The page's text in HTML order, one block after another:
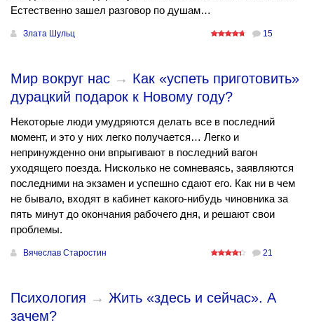
Естественно зашел разговор по душам…
Злата Шульц 15
Мир вокруг нас → Как «успеть приготовить»
дурацкий подарок к Новому году?
Некоторые люди умудряются делать все в последний
момент, и это у них легко получается… Легко и
непринужденно они впрыгивают в последний вагон
уходящего поезда. Нисколько не сомневаясь, заявляются
последними на экзамен и успешно сдают его. Как ни в чем
не бывало, входят в кабинет какого-нибудь чиновника за
пять минут до окончания рабочего дня, и решают свои
проблемы.
Вячеслав Старостин 21
Психология → Жить «здесь и сейчас». А
зачем?